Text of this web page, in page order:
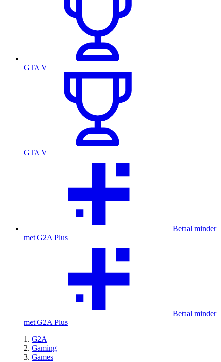
GTA V
GTA V
Betaal minder
met G2A Plus
Betaal minder
met G2A Plus
G2A
Gaming
Games